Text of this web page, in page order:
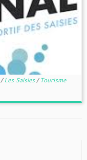
/Les Saisies/Tourisme